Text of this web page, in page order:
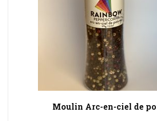
Moulin Arc-en-ciel de